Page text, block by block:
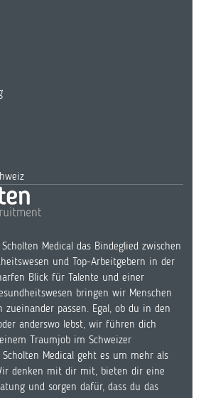
Medical das Bindeglied zwischen
und Top-Arbeitgebern in der
Blick für Talente und einer
bringen wir Menschen
passen. Egal, ob du in den
anderswo lebst, wir führen dich
Traumjob im Schweizer
Scholten Medical geht es um mehr als
denken mit dir mit, bieten dir eine
und sorgen dafür, dass du das